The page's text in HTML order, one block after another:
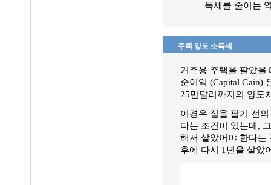
득세를 줄이는
주택 양도 소득세
거주용 주택을 팔았을
순이익 (Capital Gain)
25만달러까지의 양도
이경우 집을 팔기 전
다는 조건이 있는데,
해서 살았어야 한다는
후에 다시 1년을 살았